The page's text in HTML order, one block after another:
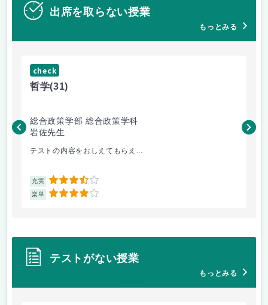
出席を取らない授業
もっとみる
check
哲学(31)
総合政策学部 総合政策学科
岩佐先生
テストの内容をおしえてもらえ...
充実 3.5
楽単 4
長
テストがない授業
もっとみる